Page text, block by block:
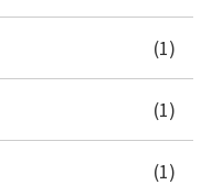
(1)
(1)
(1)